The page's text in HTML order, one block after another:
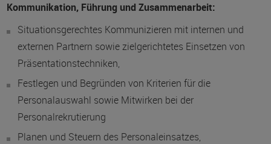
Kommunikation, Führung und Zusammenarbeit:
Situationsgerechtes Kommunizieren mit internen und
externen Partnern sowie zielgerichtetes Einsetzen von
Präsentationstechniken,
Festlegen und Begründen von Kriterien für die
Personalauswahl sowie Mitwirken bei der
Personalrekrutierung
Planen und Steuern des Personaleinsatzes,